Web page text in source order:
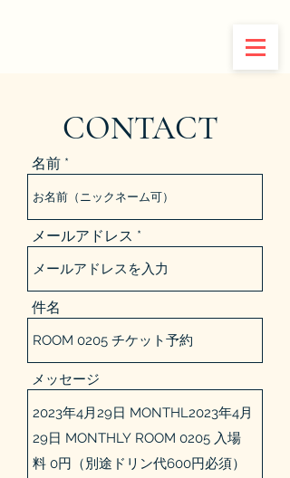
CONTACT
名前
メールアドレス
件名
メッセージ